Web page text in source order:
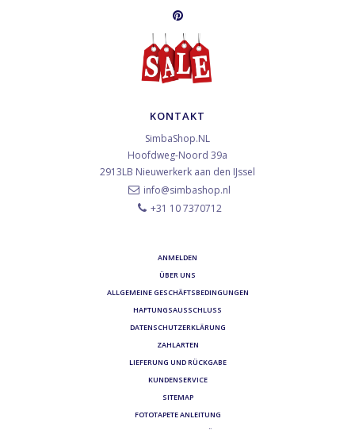
KONTAKT
SimbaShop.NL
Hoofdweg-Noord 39a
2913LB Nieuwerkerk aan den IJssel
info@simbashop.nl
+31 10 7370712
ANMELDEN
ÜBER UNS
ALLGEMEINE GESCHÄFTSBEDINGUNGEN
HAFTUNGSAUSSCHLUSS
DATENSCHUTZERKLÄRUNG
ZAHLARTEN
LIEFERUNG UND RÜCKGABE
KUNDENSERVICE
SITEMAP
FOTOTAPETE ANLEITUNG